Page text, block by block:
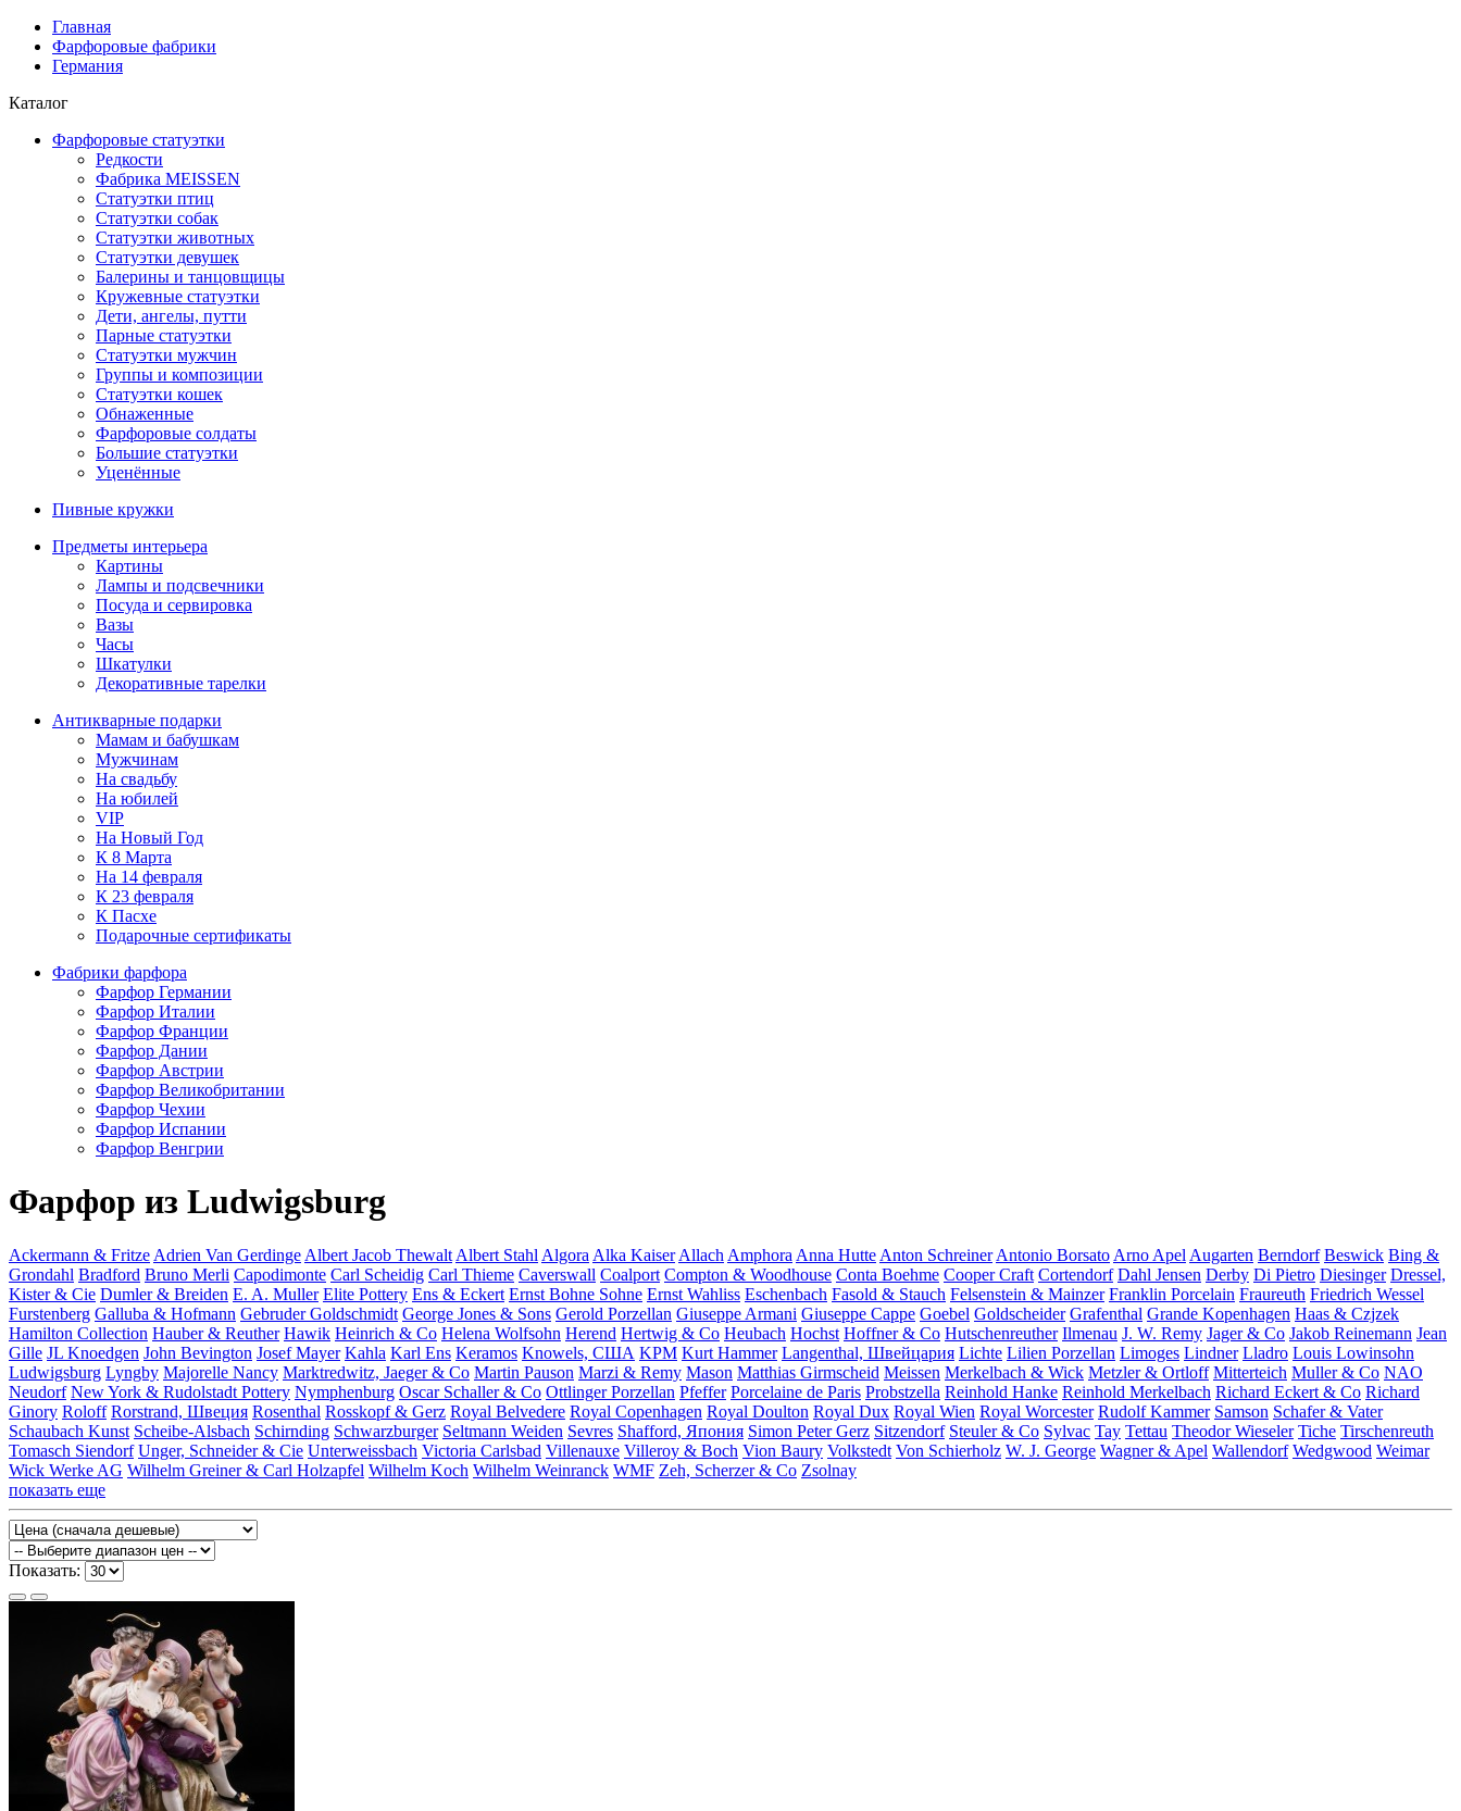
Главная
Фарфоровые фабрики
Германия
Каталог
Фарфоровые статуэтки
Редкости
Фабрика MEISSEN
Cтатуэтки птиц
Cтатуэтки собак
Статуэтки животных
Статуэтки девушек
Балерины и танцовщицы
Кружевные статуэтки
Дети, ангелы, путти
Парные статуэтки
Статуэтки мужчин
Группы и композиции
Статуэтки кошек
Обнаженные
Фарфоровые солдаты
Большие статуэтки
Уценённые
Пивные кружки
Предметы интерьера
Картины
Лампы и подсвечники
Посуда и сервировка
Вазы
Часы
Шкатулки
Декоративные тарелки
Антикварные подарки
Мамам и бабушкам
Мужчинам
На свадьбу
На юбилей
VIP
На Новый Год
К 8 Марта
На 14 февраля
К 23 февраля
К Пасхе
Подарочные сертификаты
Фабрики фарфора
Фарфор Германии
Фарфор Италии
Фарфор Франции
Фарфор Дании
Фарфор Австрии
Фарфор Великобритании
Фарфор Чехии
Фарфор Испании
Фарфор Венгрии
Фарфор из Ludwigsburg
Ackermann & Fritze Adrien Van Gerdinge Albert Jacob Thewalt Albert Stahl Algora Alka Kaiser Allach Amphora Anna Hutte Anton Schreiner Antonio Borsato Arno Apel Augarten Berndorf Beswick Bing &
Grondahl Bradford Bruno Merli Capodimonte Carl Scheidig Carl Thieme Caverswall Coalport Compton & Woodhouse Conta Boehme Cooper Craft Cortendorf Dahl Jensen Derby Di Pietro Diesinger Dressel,
Kister & Cie Dumler & Breiden E. A. Muller Elite Pottery Ens & Eckert Ernst Bohne Sohne Ernst Wahliss Eschenbach Fasold & Stauch Felsenstein & Mainzer Franklin Porcelain Fraureuth Friedrich Wessel
Furstenberg Galluba & Hofmann Gebruder Goldschmidt George Jones & Sons Gerold Porzellan Giuseppe Armani Giuseppe Cappe Goebel Goldscheider Grafenthal Grande Kopenhagen Haas & Czjzek
Hamilton Collection Hauber & Reuther Hawik Heinrich & Co Helena Wolfsohn Herend Hertwig & Co Heubach Hochst Hoffner & Co Hutschenreuther Ilmenau J. W. Remy Jager & Co Jakob Reinemann Jean
Gille JL Knoedgen John Bevington Josef Mayer Kahla Karl Ens Keramos Knowels, США KPM Kurt Hammer Langenthal, Швейцария Lichte Lilien Porzellan Limoges Lindner Lladro Louis Lowinsohn
Ludwigsburg Lyngby Majorelle Nancy Marktredwitz, Jaeger & Co Martin Pauson Marzi & Remy Mason Matthias Girmscheid Meissen Merkelbach & Wick Metzler & Ortloff Mitterteich Muller & Co NAO
Neudorf New York & Rudolstadt Pottery Nymphenburg Oscar Schaller & Co Ottlinger Porzellan Pfeffer Porcelaine de Paris Probstzella Reinhold Hanke Reinhold Merkelbach Richard Eckert & Co Richard
Ginory Roloff Rorstrand, Швеция Rosenthal Rosskopf & Gerz Royal Belvedere Royal Copenhagen Royal Doulton Royal Dux Royal Wien Royal Worcester Rudolf Kammer Samson Schafer & Vater
Schaubach Kunst Scheibe-Alsbach Schirnding Schwarzburger Seltmann Weiden Sevres Shafford, Япония Simon Peter Gerz Sitzendorf Steuler & Co Sylvac Tay Tettau Theodor Wieseler Tiche Tirschenreuth
Tomasch Siendorf Unger, Schneider & Cie Unterweissbach Victoria Carlsbad Villenauxe Villeroy & Boch Vion Baury Volkstedt Von Schierholz W. J. George Wagner & Apel Wallendorf Wedgwood Weimar
Wick Werke AG Wilhelm Greiner & Carl Holzapfel Wilhelm Koch Wilhelm Weinranck WMF Zeh, Scherzer & Co Zsolnay
показать еще
Показать: